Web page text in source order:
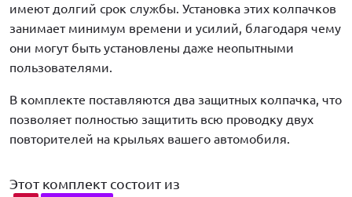
имеют долгий срок службы. Установка этих колпачков
занимает минимум времени и усилий, благодаря чему
они могут быть установлены даже неопытными
пользователями.
В комплекте поставляются два защитных колпачка, что
позволяет полностью защитить всю проводку двух
повторителей на крыльях вашего автомобиля.
Этот комплект состоит из